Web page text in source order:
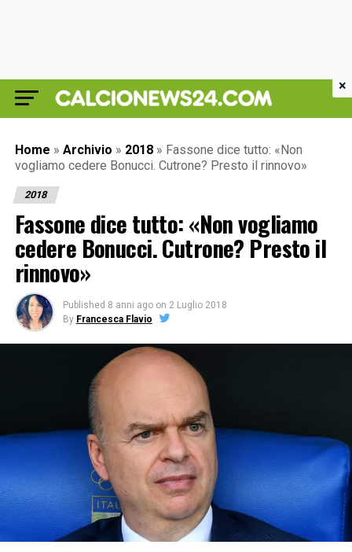
Home » Archivio » 2018 » Fassone dice tutto: «Non
vogliamo cedere Bonucci. Cutrone? Presto il rinnovo»
2018
Fassone dice tutto: «Non vogliamo
cedere Bonucci. Cutrone? Presto il
rinnovo»
Published 8 anni ago on 2 Luglio 2018
By Francesca Flavio
×